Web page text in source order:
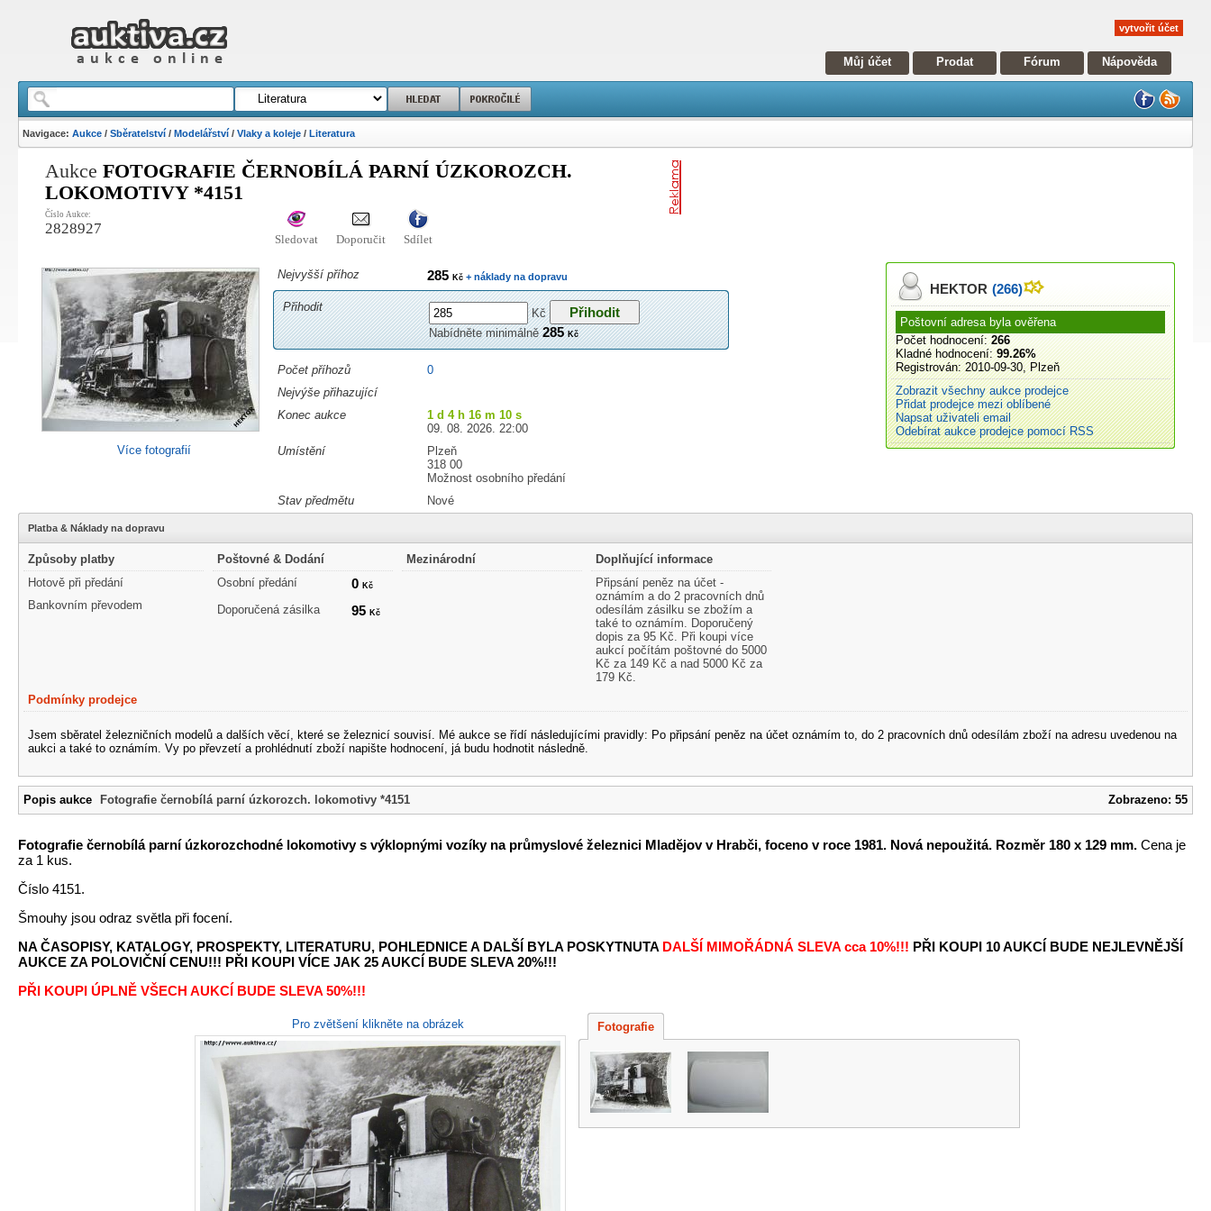
vytvořit účet
Můj účet Prodat Fórum Nápověda
Navigace:Aukce /Sběratelství /Modelářství /Vlaky a koleje /Literatura
AukceFOTOGRAFIE ČERNOBÍLÁ PARNÍ ÚZKOROZCH.
LOKOMOTIVY *4151
Číslo Aukce:
2828927
Sledovat Doporučit Sdílet
Více fotografií
Nejvyšší příhoz 285Kč + náklady na dopravu
Přihodit
Kč
Nabídněte minimálně285Kč
Počet příhozů
0
Nejvýše přihazující
Konec aukce
1 d 4 h 16 m 9 s
09. 08. 2026. 22:00
Umístění
Plzeň
318 00
Možnost osobního předání
Stav předmětu
Nové
HEKTOR (266)
Poštovní adresa byla ověřena
Počet hodnocení: 266
Kladné hodnocení: 99.26%
Registrován: 2010-09-30, Plzeň
Zobrazit všechny aukce prodejce
Přidat prodejce mezi oblíbené
Napsat uživateli email
Odebírat aukce prodejce pomocí RSS
Platba & Náklady na dopravu
Způsoby platby
Hotově při předání
Bankovním převodem
Poštovné & Dodání
Osobní předání
0Kč
Doporučená zásilka 95Kč
Mezinárodní
Doplňující informace
Připsání peněz na účet -
oznámím a do 2 pracovních dnů
odesílám zásilku se zbožím a
také to oznámím. Doporučený
dopis za 95 Kč. Při koupi více
aukcí počítám poštovné do 5000
Kč za 149 Kč a nad 5000 Kč za
179 Kč.
Podmínky prodejce
Jsem sběratel železničních modelů a dalších věcí, které se železnicí souvisí. Mé aukce se řídí následujícími pravidly: Po připsání peněz na účet oznámím to, do 2 pracovních dnů odesílám zboží na adresu uvedenou na
aukci a také to oznámím. Vy po převzetí a prohlédnutí zboží napište hodnocení, já budu hodnotit následně.
Popis aukce Fotografie černobílá parní úzkorozch. lokomotivy *4151 Zobrazeno: 55
Fotografie černobílá parní úzkorozchodné lokomotivy s výklopnými vozíky na průmyslové železnici Mladějov v Hrabči, foceno v roce 1981. Nová nepoužitá. Rozměr 180 x 129 mm.Cena je
za 1 kus.
Číslo 4151.
Šmouhy jsou odraz světla při focení.
NA ČASOPISY, KATALOGY, PROSPEKTY, LITERATURU, POHLEDNICE A DALŠÍ BYLA POSKYTNUTA DALŠÍ MIMOŘÁDNÁ SLEVA cca 10%!!! PŘI KOUPI 10 AUKCÍ BUDE NEJLEVNĚJŠÍ
AUKCE ZA POLOVIČNÍ CENU!!! PŘI KOUPI VÍCE JAK 25 AUKCÍ BUDE SLEVA 20%!!!
PŘI KOUPI ÚPLNĚ VŠECH AUKCÍ BUDE SLEVA 50%!!!
Pro zvětšení klikněte na obrázek Fotografie